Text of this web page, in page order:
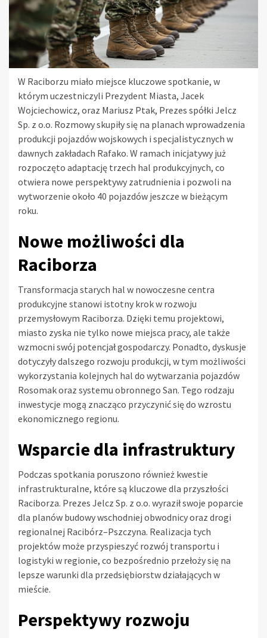
W Raciborzu miało miejsce kluczowe spotkanie, w
którym uczestniczyli Prezydent Miasta, Jacek
Wojciechowicz, oraz Mariusz Ptak, Prezes spółki Jelcz
Sp. z o.o. Rozmowy skupiły się na planach wprowadzenia
produkcji pojazdów wojskowych i specjalistycznych w
dawnych zakładach Rafako. W ramach inicjatywy już
rozpoczęto adaptację trzech hal produkcyjnych, co
otwiera nowe perspektywy zatrudnienia i pozwoli na
wytworzenie około 40 pojazdów jeszcze w bieżącym
roku.
Nowe możliwości dla
Raciborza
Transformacja starych hal w nowoczesne centra
produkcyjne stanowi istotny krok w rozwoju
przemysłowym Raciborza. Dzięki temu projektowi,
miasto zyska nie tylko nowe miejsca pracy, ale także
wzmocni swój potencjał gospodarczy. Ponadto, dyskusje
dotyczyły dalszego rozwoju produkcji, w tym możliwości
wykorzystania kolejnych hal do wytwarzania pojazdów
Rosomak oraz systemu obronnego San. Tego rodzaju
inwestycje mogą znacząco przyczynić się do wzrostu
ekonomicznego regionu.
Wsparcie dla infrastruktury
Podczas spotkania poruszono również kwestie
infrastrukturalne, które są kluczowe dla przyszłości
Raciborza. Prezes Jelcz Sp. z o.o. wyraził swoje poparcie
dla planów budowy wschodniej obwodnicy oraz drogi
regionalnej Racibórz–Pszczyna. Realizacja tych
projektów może przyspieszyć rozwój transportu i
logistyki w regionie, co bezpośrednio przełoży się na
lepsze warunki dla przedsiębiorstw działających w
mieście.
Perspektywy rozwoju